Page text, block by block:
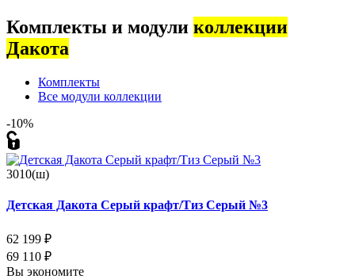
Комплекты и модули коллекции
Дакота
Комплекты
Все модули коллекции
-10%
3010(ш)
Детская Дакота Серый крафт/Тиз Серый №3
62 199 ₽
69 110 ₽
Вы экономите